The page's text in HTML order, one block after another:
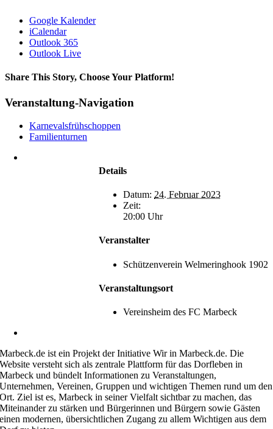
Google Kalender
iCalendar
Outlook 365
Outlook Live
Share This Story, Choose Your Platform!
Facebook
X
Bluesky
Reddit
LinkedIn
WhatsApp
Telegram
Tumblr
Xing
Email
Copy
Veranstaltung-Navigation
Karnevalsfrühschoppen
Familienturnen
Details
Datum: 24. Februar 2023
Zeit:
20:00 Uhr
Veranstalter
Schützenverein Welmeringhook 1902
Veranstaltungsort
Vereinsheim des FC Marbeck
Marbeck.de ist ein Projekt der Initiative Wir in Marbeck.de. Die
Website versteht sich als zentrale Plattform für das Dorfleben in
Marbeck und bündelt Informationen zu Veranstaltungen,
Unternehmen, Vereinen, Gruppen und wichtigen Themen rund um den
Ort. Ziel ist es, Marbeck in seiner Vielfalt sichtbar zu machen, das
Miteinander zu stärken und Bürgerinnen und Bürgern sowie Gästen
einen modernen, übersichtlichen Zugang zu allem Wichtigen aus dem